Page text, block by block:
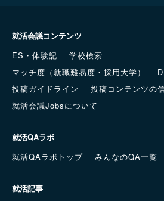
就活会議コンテンツ
ES・体験記
学校検索
マッチ度（就職難易度・採用大学）
投稿ガイドライン
投稿コンテンツの
就活会議Jobsについて
就活QAラボ
就活QAラボトップ
みんなのQA一覧
就活記事